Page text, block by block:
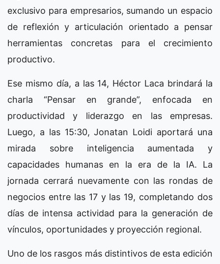
exclusivo para empresarios, sumando un espacio
de reflexión y articulación orientado a pensar
herramientas concretas para el crecimiento
productivo.
Ese mismo día, a las 14, Héctor Laca brindará la
charla “Pensar en grande”, enfocada en
productividad y liderazgo en las empresas.
Luego, a las 15:30, Jonatan Loidi aportará una
mirada sobre inteligencia aumentada y
capacidades humanas en la era de la IA. La
jornada cerrará nuevamente con las rondas de
negocios entre las 17 y las 19, completando dos
días de intensa actividad para la generación de
vínculos, oportunidades y proyección regional.
Uno de los rasgos más distintivos de esta edición